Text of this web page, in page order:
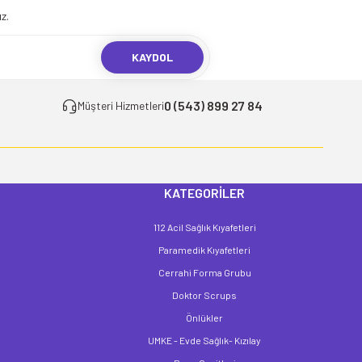
KAYDOL
Müşteri Hizmetleri0 (543) 899 27 84
KATEGORİLER
112 Acil Sağlık Kıyafetleri
Paramedik Kıyafetleri
Cerrahi Forma Grubu
Doktor Scrups
Önlükler
UMKE - Evde Sağlık- Kızılay